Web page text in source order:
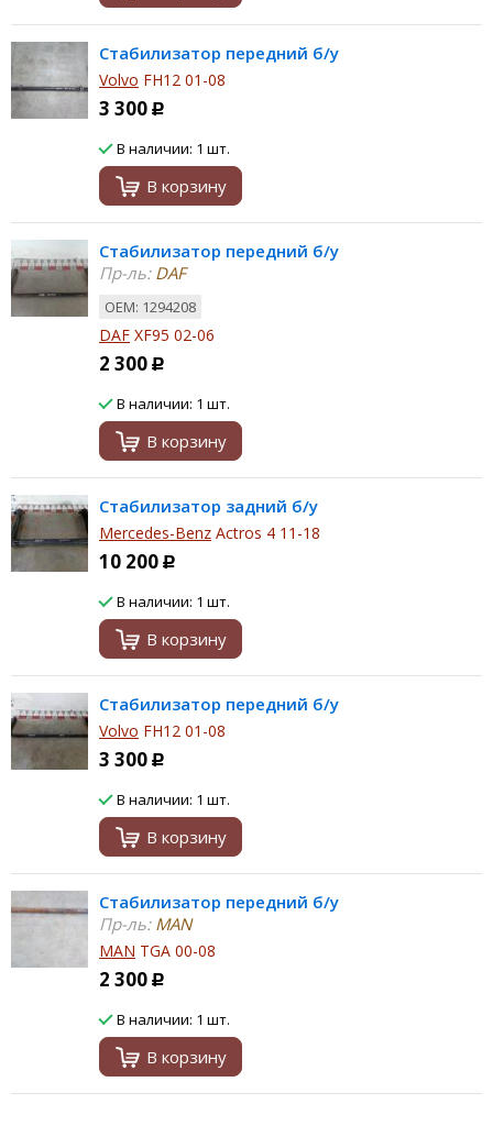
Стабилизатор передний б/у
Volvo FH12 01-08
3 300 Р
В наличии: 1 шт.
В корзину
Стабилизатор передний б/у
Пр-ль:DAF
ОЕМ: 1294208
DAF XF95 02-06
2 300 Р
В наличии: 1 шт.
В корзину
Стабилизатор задний б/у
Mercedes-Benz Actros 4 11-18
10 200 Р
В наличии: 1 шт.
В корзину
Стабилизатор передний б/у
Volvo FH12 01-08
3 300 Р
В наличии: 1 шт.
В корзину
Стабилизатор передний б/у
Пр-ль:MAN
MAN TGA 00-08
2 300 Р
В наличии: 1 шт.
В корзину